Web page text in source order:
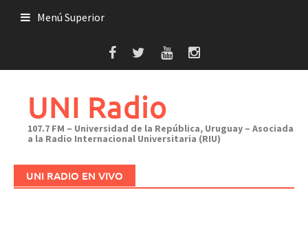
Menú Superior
UNI Radio
107.7 FM – Universidad de la República, Uruguay – Asociada
a la Radio Internacional Universitaria (RIU)
UNI RADIO EN VIVO